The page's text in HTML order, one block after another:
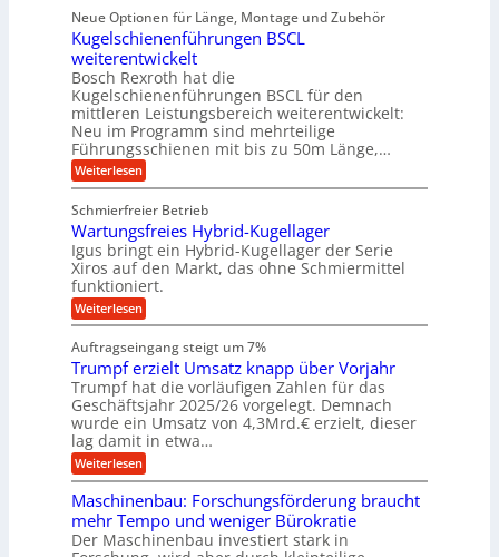
r
r
a
u
e
U
m
g
e
b
u
n
g
e
n
g
a
n
g
e
l
l
e
n
r
p
r
ä
z
i
s
e
H
u
b
e
w
e
g
u
n
g
e
r
A
u
t
o
m
o
t
i
v
e
n
d
M
a
s
c
h
i
e
n
b
a
u
g
i
t
a
l
e
r
W
e
r
k
z
e
u
g
k
r
e
i
s
a
u
f
Neue Optionen für Länge, Montage und Zubehör
Kugelschienenführungen BSCL
weiterentwickelt
Bosch Rexroth hat die
Kugelschienenführungen BSCL für den
mittleren Leistungsbereich weiterentwickelt:
Neu im Programm sind mehrteilige
Führungsschienen mit bis zu 50m Länge,…
Weiterlesen:
K
g
e
l
s
c
h
i
e
e
n
f
ü
h
r
u
n
g
e
n
B
S
Schmierfreier Betrieb
Wartungsfreies Hybrid-Kugellager
Igus bringt ein Hybrid-Kugellager der Serie
Xiros auf den Markt, das ohne Schmiermittel
funktioniert.
Weiterlesen:
W
r
t
u
n
g
s
r
e
e
s
H
Auftragseingang steigt um 7%
Trumpf erzielt Umsatz knapp über Vorjahr
Trumpf hat die vorläufigen Zahlen für das
Geschäftsjahr 2025/26 vorgelegt. Demnach
wurde ein Umsatz von 4,3Mrd.€ erzielt, dieser
lag damit in etwa…
Weiterlesen:
T
u
m
p
Maschinenbau: Forschungsförderung braucht
mehr Tempo und weniger Bürokratie
Der Maschinenbau investiert stark in